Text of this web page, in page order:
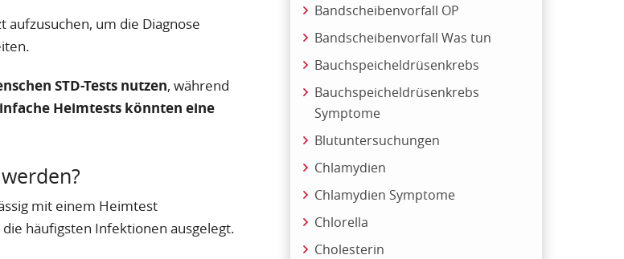
um die Diagnose
STD-Tests nutzen, während
Heimtests könnten eine
mit einem Heimtest
häufigsten Infektionen ausgelegt.
Bandscheibenvorfall OP
Bandscheibenvorfall Was tun
Bauchspeicheldrüsenkrebs
Bauchspeicheldrüsenkrebs
Symptome
Blutuntersuchungen
Chlamydien
Chlamydien Symptome
Chlorella
Cholesterin